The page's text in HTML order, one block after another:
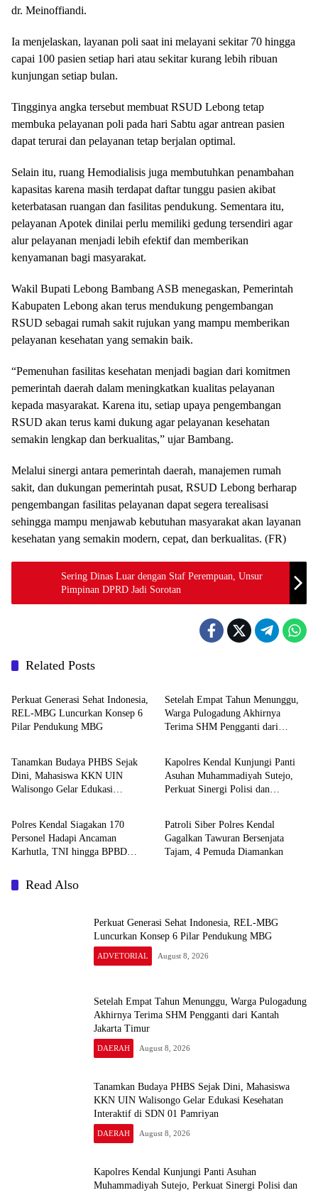
dr. Meinoffiandi.
Ia menjelaskan, layanan poli saat ini melayani sekitar 70 hingga
capai 100 pasien setiap hari atau sekitar kurang lebih ribuan
kunjungan setiap bulan.
Tingginya angka tersebut membuat RSUD Lebong tetap
membuka pelayanan poli pada hari Sabtu agar antrean pasien
dapat terurai dan pelayanan tetap berjalan optimal.
Selain itu, ruang Hemodialisis juga membutuhkan penambahan
kapasitas karena masih terdapat daftar tunggu pasien akibat
keterbatasan ruangan dan fasilitas pendukung. Sementara itu,
pelayanan Apotek dinilai perlu memiliki gedung tersendiri agar
alur pelayanan menjadi lebih efektif dan memberikan
kenyamanan bagi masyarakat.
Wakil Bupati Lebong Bambang ASB menegaskan, Pemerintah
Kabupaten Lebong akan terus mendukung pengembangan
RSUD sebagai rumah sakit rujukan yang mampu memberikan
pelayanan kesehatan yang semakin baik.
“Pemenuhan fasilitas kesehatan menjadi bagian dari komitmen
pemerintah daerah dalam meningkatkan kualitas pelayanan
kepada masyarakat. Karena itu, setiap upaya pengembangan
RSUD akan terus kami dukung agar pelayanan kesehatan
semakin lengkap dan berkualitas,” ujar Bambang.
Melalui sinergi antara pemerintah daerah, manajemen rumah
sakit, dan dukungan pemerintah pusat, RSUD Lebong berharap
pengembangan fasilitas pelayanan dapat segera terealisasi
sehingga mampu menjawab kebutuhan masyarakat akan layanan
kesehatan yang semakin modern, cepat, dan berkualitas. (FR)
Sering Dinas Luar dengan Staf Perempuan, Unsur
Pimpinan DPRD Jadi Sorotan
Related Posts
ADVETORIAL
Perkuat Generasi Sehat Indonesia,
REL-MBG Luncurkan Konsep 6
Pilar Pendukung MBG
Setelah Empat Tahun Menunggu,
Warga Pulogadung Akhirnya
Terima SHM Pengganti dari
DAERAH
Tanamkan Budaya PHBS Sejak
Dini, Mahasiswa KKN UIN
Walisongo Gelar Edukasi
DAERAH
Kapolres Kendal Kunjungi Panti
Asuhan Muhammadiyah Sutejo,
Perkuat Sinergi Polisi dan
DAERAH
Polres Kendal Siagakan 170
Personel Hadapi Ancaman
Karhutla, TNI hingga BPBD
DAERAH
Patroli Siber Polres Kendal
Gagalkan Tawuran Bersenjata
Tajam, 4 Pemuda Diamankan
Read Also
Perkuat Generasi Sehat Indonesia, REL-MBG
Luncurkan Konsep 6 Pilar Pendukung MBG
ADVETORIAL August 8, 2026
Setelah Empat Tahun Menunggu, Warga Pulogadung
Akhirnya Terima SHM Pengganti dari Kantah
Jakarta Timur
DAERAH August 8, 2026
Tanamkan Budaya PHBS Sejak Dini, Mahasiswa
KKN UIN Walisongo Gelar Edukasi Kesehatan
Interaktif di SDN 01 Pamriyan
DAERAH August 8, 2026
Kapolres Kendal Kunjungi Panti Asuhan
Muhammadiyah Sutejo, Perkuat Sinergi Polisi dan